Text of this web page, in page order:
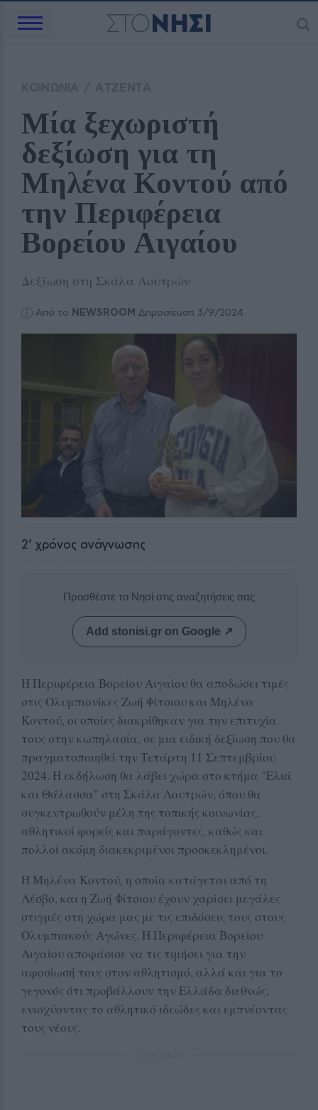
Μία ξεχωριστή
δεξίωση για τη
Μηλένα Κοντού από
την Περιφέρεια
Βορείου Αιγαίου
Δεξίωση στη Σκάλα Λουτρών
Από το NEWSROOM Δημοσίευση 3/9/2024
2' χρόνος ανάγνωσης
Προσθέστε το Νησί στις αναζητήσεις σας
Add stonisi.gr on Google ↗
Η Περιφέρεια Βορείου Αιγαίου θα αποδώσει τιμές
στις Ολυμπιονίκες Ζωή Φίτσιου και Μηλένα
Κοντού, οι οποίες διακρίθηκαν για την επιτυχία
τους στην κωπηλασία, σε μια ειδική δεξίωση που θα
πραγματοποιηθεί την Τετάρτη 11 Σεπτεμβρίου
2024. Η εκδήλωση θα λάβει χώρα στο κτήμα "Ελιά
και Θάλασσα" στη Σκάλα Λουτρών, όπου θα
συγκεντρωθούν μέλη της τοπικής κοινωνίας,
αθλητικοί φορείς και παράγοντες, καθώς και
πολλοί ακόμη διακεκριμένοι προσκεκλημένοι.
Η Μηλένα Κοντού, η οποία κατάγεται από τη
Λέσβο, και η Ζωή Φίτσιου έχουν χαρίσει μεγάλες
στιγμές στη χώρα μας με τις επιδόσεις τους στους
Ολυμπιακούς Αγώνες. Η Περιφέρεια Βορείου
Αιγαίου αποφάσισε να τις τιμήσει για την
αφοσίωσή τους στον αθλητισμό, αλλά και για το
γεγονός ότι προβάλλουν την Ελλάδα διεθνώς,
ενισχύοντας το αθλητικό ιδεώδες και εμπνέοντας
τους νέους.